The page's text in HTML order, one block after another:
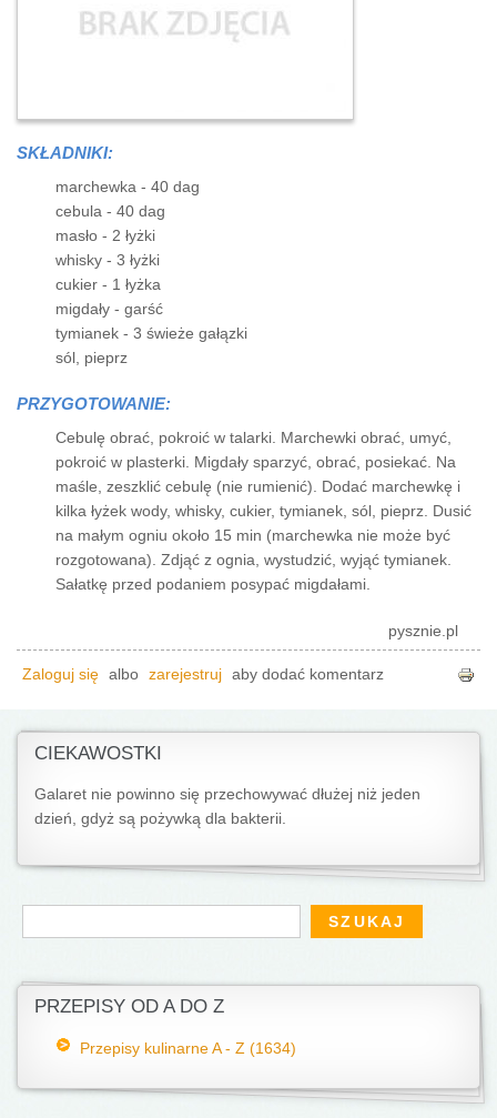
SKŁADNIKI:
marchewka - 40 dag
cebula - 40 dag
masło - 2 łyżki
whisky - 3 łyżki
cukier - 1 łyżka
migdały - garść
tymianek - 3 świeże gałązki
sól, pieprz
PRZYGOTOWANIE:
Cebulę obrać, pokroić w talarki. Marchewki obrać, umyć,
pokroić w plasterki. Migdały sparzyć, obrać, posiekać. Na
maśle, zeszklić cebulę (nie rumienić). Dodać marchewkę i
kilka łyżek wody, whisky, cukier, tymianek, sól, pieprz. Dusić
na małym ogniu około 15 min (marchewka nie może być
rozgotowana). Zdjąć z ognia, wystudzić, wyjąć tymianek.
Sałatkę przed podaniem posypać migdałami.
pysznie.pl
Zaloguj się albo zarejestruj aby dodać komentarz
CIEKAWOSTKI
Galaret nie powinno się przechowywać dłużej niż jeden
dzień, gdyż są pożywką dla bakterii.
Formularz wyszukiwania
Szukaj
PRZEPISY OD A DO Z
Przepisy kulinarne A - Z (1634)